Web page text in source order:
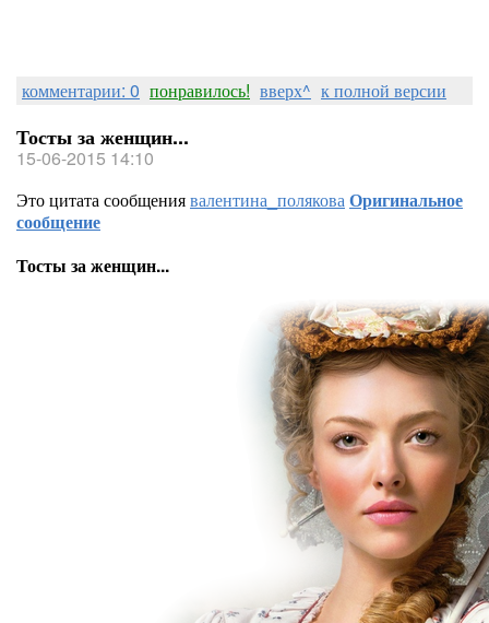
комментарии: 0 понравилось! вверх^ к полной версии
Тосты за женщин...
15-06-2015 14:10
Это цитата сообщениявалентина_поляковаОригинальное
сообщение
Тосты за женщин...